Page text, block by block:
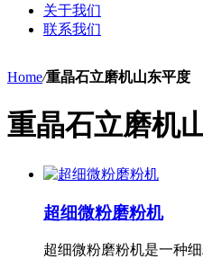
关于我们
联系我们
Home/重晶石立磨机山东平度
重晶石立磨机
超细微粉磨粉机
超细微粉磨粉机是一种